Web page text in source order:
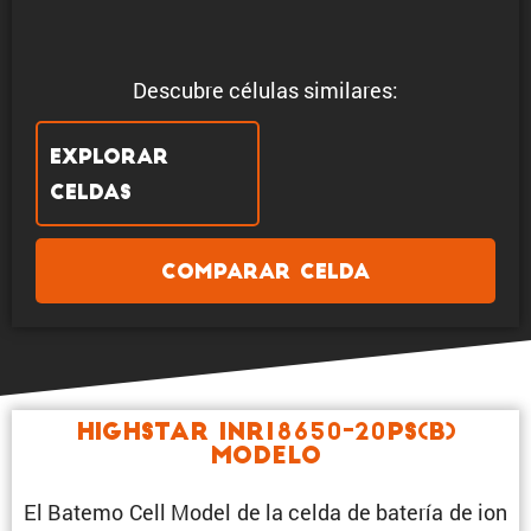
Descubre células similares:
Explorar
celdas
Comparar celda
Highstar INR18650-20PS(B)
Modelo
El Batemo Cell Model de la celda de batería de ion